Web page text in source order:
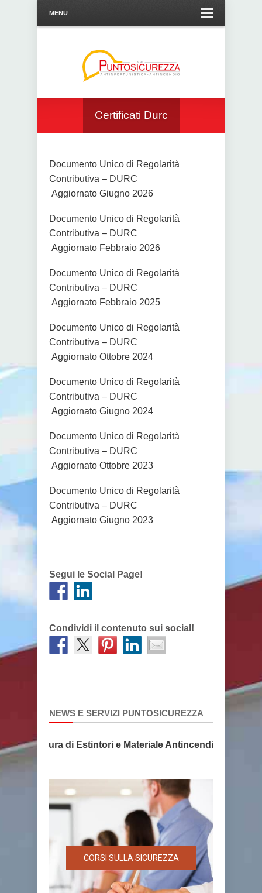
MENU
Certificati Durc
Documento Unico di Regolarità
Contributiva – DURC
Aggiornato Giugno 2026
Documento Unico di Regolarità
Contributiva – DURC
Aggiornato Febbraio 2026
Documento Unico di Regolarità
Contributiva – DURC
Aggiornato Febbraio 2025
Documento Unico di Regolarità
Contributiva – DURC
Aggiornato Ottobre 2024
Documento Unico di Regolarità
Contributiva – DURC
Aggiornato Giugno 2024
Documento Unico di Regolarità
Contributiva – DURC
Aggiornato Ottobre 2023
Documento Unico di Regolarità
Contributiva – DURC
Aggiornato Giugno 2023
Segui le Social Page!
Condividi il contenuto sui social!
NEWS E SERVIZI PUNTOSICUREZZA
e Fornitura di Estintori e Materiale Antincendio, la
CORSI SULLA SICUREZZA